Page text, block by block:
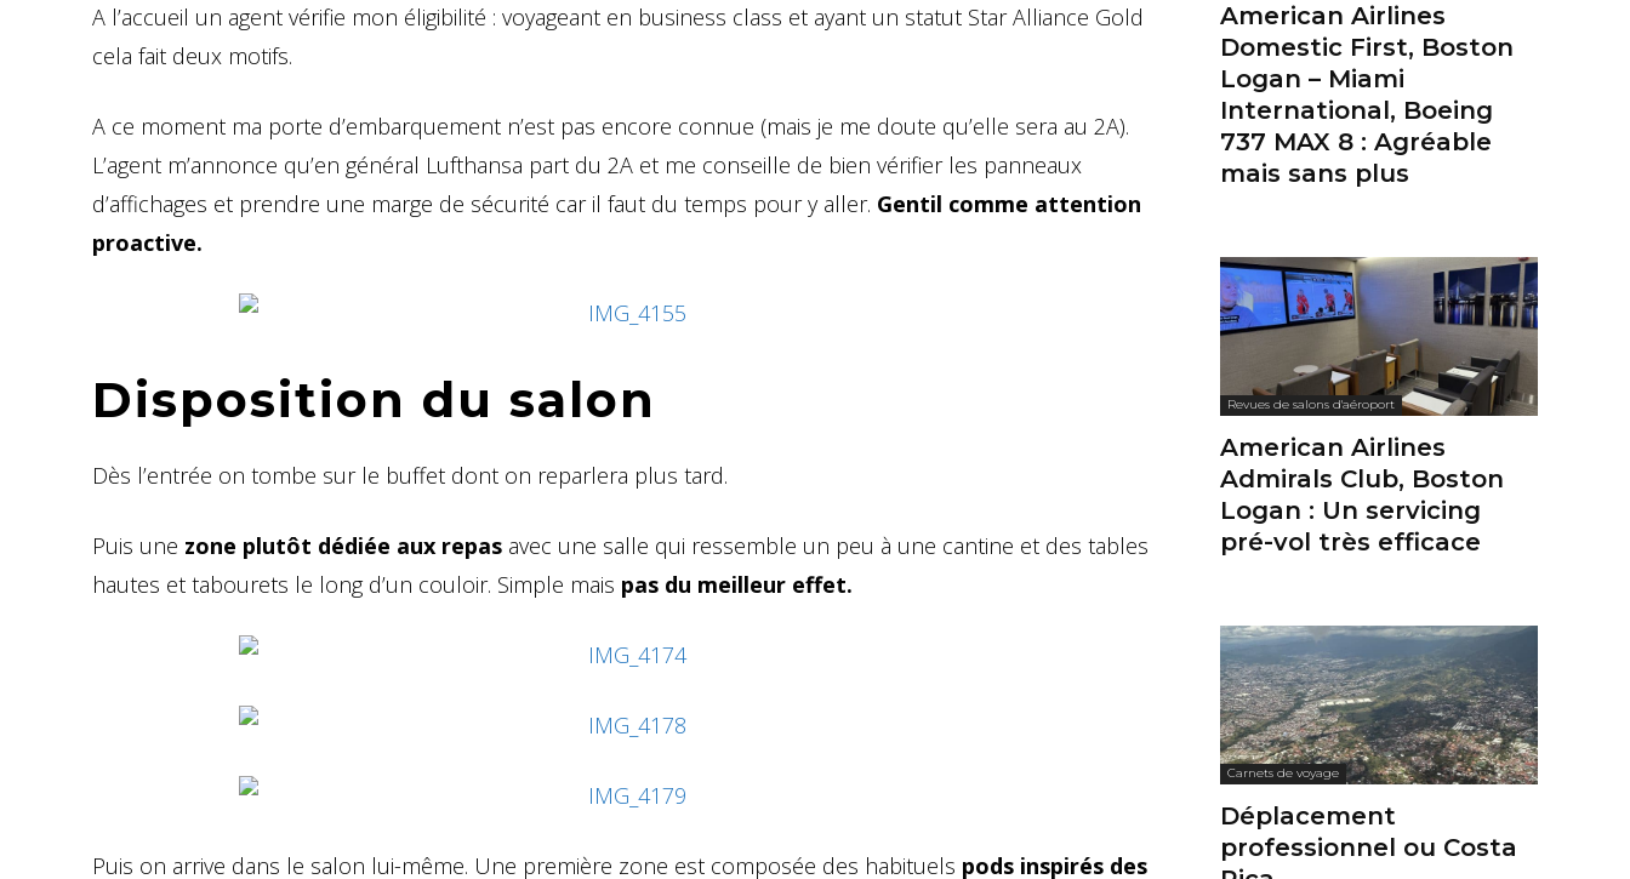
A l’accueil un agent vérifie mon éligibilité : voyageant en business class et ayant un statut Star Alliance Gold
cela fait deux motifs.
A ce moment ma porte d’embarquement n’est pas encore connue (mais je me doute qu’elle sera au 2A).
L’agent m’annonce qu’en général Lufthansa part du 2A et me conseille de bien vérifier les panneaux
d’affichages et prendre une marge de sécurité car il faut du temps pour y aller. Gentil comme attention
proactive.
Disposition du salon
Dès l’entrée on tombe sur le buffet dont on reparlera plus tard.
Puis une zone plutôt dédiée aux repas avec une salle qui ressemble un peu à une cantine et des tables
hautes et tabourets le long d’un couloir. Simple mais pas du meilleur effet.
Puis on arrive dans le salon lui-même. Une première zone est composée des habituels pods inspirés des
American Airlines
Domestic First, Boston
Logan – Miami
International, Boeing
737 MAX 8 : Agréable
mais sans plus
Revues de salons d'aéroport
American Airlines
Admirals Club, Boston
Logan : Un servicing
pré-vol très efficace
Carnets de voyage
Déplacement
professionnel ou Costa